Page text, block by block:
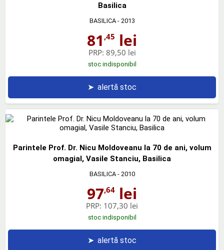
Basilica
BASILICA- 2013
81 ,45 lei
PRP: 89,50 lei
stoc indisponibil
➤ alertă stoc
Parintele Prof. Dr. Nicu Moldoveanu la 70 de ani, volum
omagial, Vasile Stanciu, Basilica
BASILICA- 2010
97,64 lei
PRP: 107,30 lei
stoc indisponibil
➤ alertă stoc